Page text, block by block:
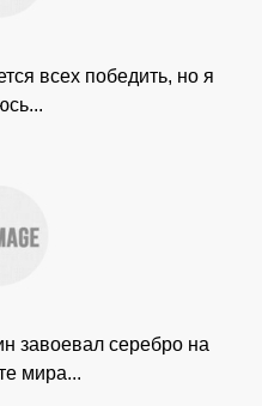
всех победить, но я
завоевал серебро на
мира...